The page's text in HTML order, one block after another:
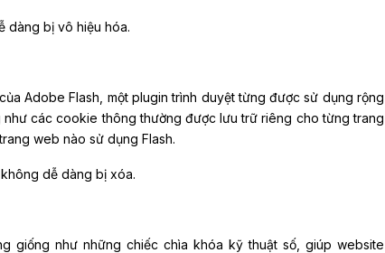
dàng bị vô hiệu hóa.
Adobe Flash, một plugin trình duyệt từng được sử dụng rộng
các cookie thông thường được lưu trữ riêng cho từng trang
web nào sử dụng Flash.
dễ dàng bị xóa.
giống như những chiếc chìa khóa kỹ thuật số, giúp website